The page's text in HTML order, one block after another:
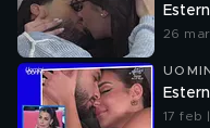
26
17 feb